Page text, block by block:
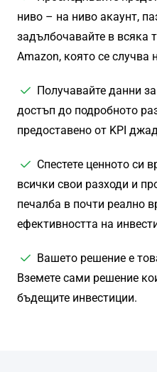
ниво – на ниво акаунт,
задълбочавайте в всяка
Amazon, която се случва
Получавайте данни
достъп до подробното
предоставено от KPI
Спестете ценното си
всички свои разходи и
печалба в почти реално
ефективността на
Вашето решение е
Вземете сами решение
бъдещите инвестиции.